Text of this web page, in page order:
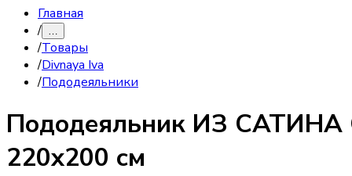
Главная
/ …
/Товары
/Divnaya Iva
/Пододеяльники
Пододеяльник ИЗ
220х200 см